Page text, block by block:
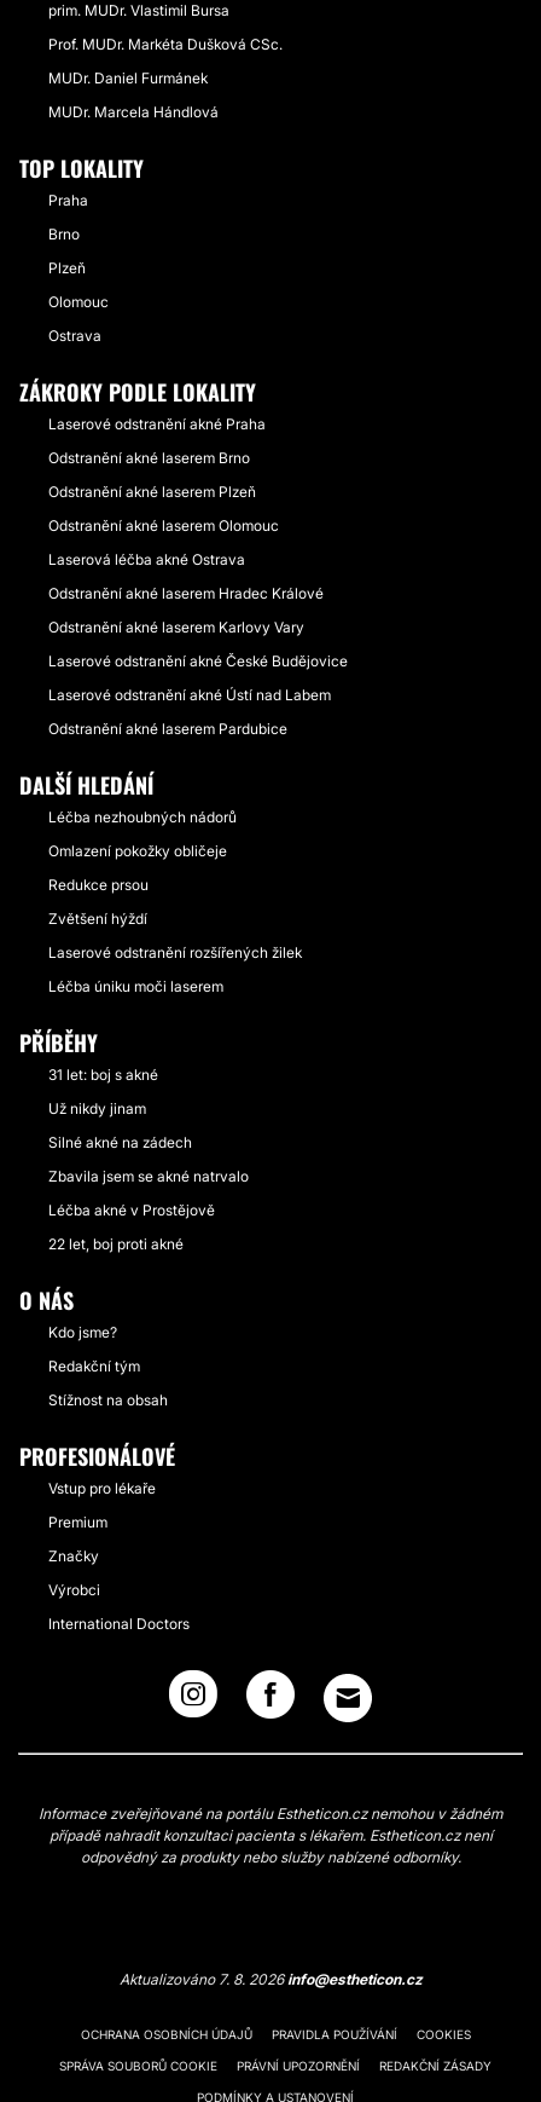
prim. MUDr. Vlastimil Bursa
Prof. MUDr. Markéta Dušková CSc.
MUDr. Daniel Furmánek
MUDr. Marcela Hándlová
TOP LOKALITY
Praha
Brno
Plzeň
Olomouc
Ostrava
ZÁKROKY PODLE LOKALITY
Laserové odstranění akné Praha
Odstranění akné laserem Brno
Odstranění akné laserem Plzeň
Odstranění akné laserem Olomouc
Laserová léčba akné Ostrava
Odstranění akné laserem Hradec Králové
Odstranění akné laserem Karlovy Vary
Laserové odstranění akné České Budějovice
Laserové odstranění akné Ústí nad Labem
Odstranění akné laserem Pardubice
DALŠÍ HLEDÁNÍ
Léčba nezhoubných nádorů
Omlazení pokožky obličeje
Redukce prsou
Zvětšení hýždí
Laserové odstranění rozšířených žilek
Léčba úniku moči laserem
PŘÍBĚHY
31 let: boj s akné
Už nikdy jinam
Silné akné na zádech
Zbavila jsem se akné natrvalo
Léčba akné v Prostějově
22 let, boj proti akné
O NÁS
Kdo jsme?
Redakční tým
Stížnost na obsah
PROFESIONÁLOVÉ
Vstup pro lékaře
Premium
Značky
Výrobci
International Doctors
Informace zveřejňované na portálu Estheticon.cz nemohou v žádném
případě nahradit konzultaci pacienta s lékařem. Estheticon.cz není
odpovědný za produkty nebo služby nabízené odborníky.
Aktualizováno 7. 8. 2026info@estheticon.cz
OCHRANA OSOBNÍCH ÚDAJŮ PRAVIDLA POUŽÍVÁNÍ COOKIES
SPRÁVA SOUBORŮ COOKIE PRÁVNÍ UPOZORNĚNÍ REDAKČNÍ ZÁSADY
PODMÍNKY A USTANOVENÍ